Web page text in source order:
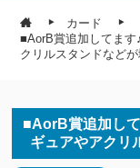
カード
■AorB賞追加してま
クリルスタンドなど
■AorB賞追加し
ギュアやアクリ